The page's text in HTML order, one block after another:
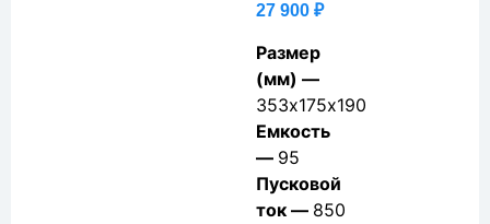
27 900 ₽
Размер
(мм) —
353х175х190
Емкость
— 95
Пусковой
ток — 850